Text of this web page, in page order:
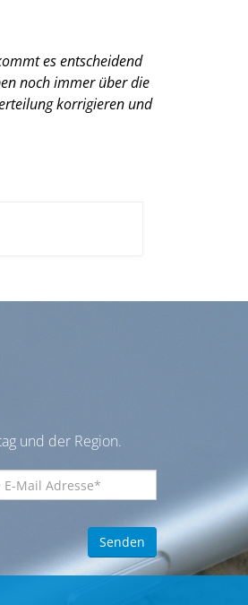
es entscheidend
noch immer über die
korrigieren und
und der Region.